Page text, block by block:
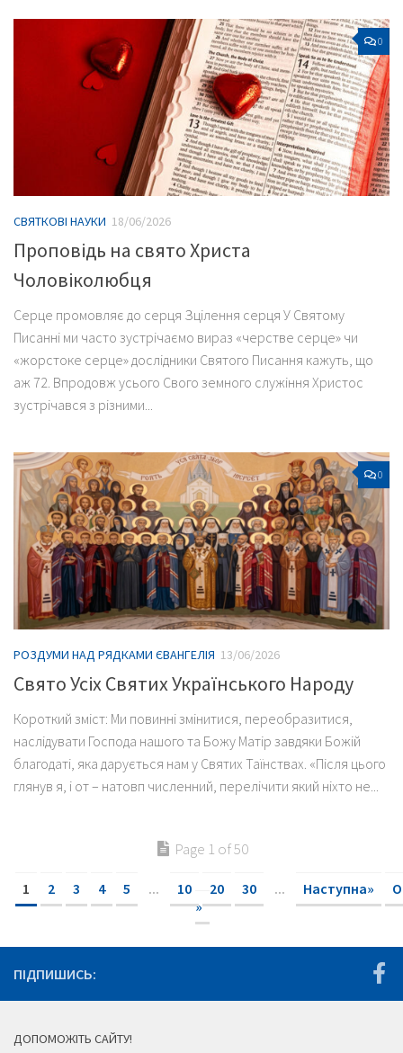
0
СВЯТКОВІ НАУКИ 18/06/2026
Проповідь на свято Христа
Чоловіколюбця
Серце промовляє до серця Зцілення серця У Святому
Писанні ми часто зустрічаємо вираз «черстве серце» чи
«жорстоке серце» дослідники Святого Писання кажуть, що
аж 72. Впродовж усього Свого земного служіння Христос
зустрічався з різними...
0
РОЗДУМИ НАД РЯДКАМИ ЄВАНГЕЛІЯ 13/06/2026
Свято Усіх Святих Українського Народу
Короткий зміст: Ми повинні змінитися, переобразитися,
наслідувати Господа нашого та Божу Матір завдяки Божій
благодаті, яка дарується нам у Святих Таїнствах. «Після цього
глянув я, і от – натовп численний, перелічити який ніхто не...
Page 1 of 50
1 2 3 4 5 ... 10 20 30 ... Наступна»
»
ПІДПИШИСЬ:
ДОПОМОЖІТЬ САЙТУ!